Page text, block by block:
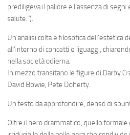
prediligeva il pallore e l’assenza di
salute.”).
Un’analisi colta e filosofica dell’estetica
all’interno di concetti e liguaggi,
nella società odierna.
In mezzo transitano le figure di Darby
David Bowie, Pete Doherty.
Un testo da approfondire, denso di
Oltre il nero drammatico, quello formale